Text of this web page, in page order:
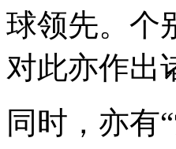
球领先。个
对此亦作出
同时，亦有